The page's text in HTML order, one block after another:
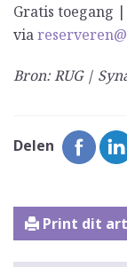
Gratis toegang |
via
Bron: RUG |
Delen
Print dit